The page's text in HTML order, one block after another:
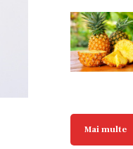
Mai multe